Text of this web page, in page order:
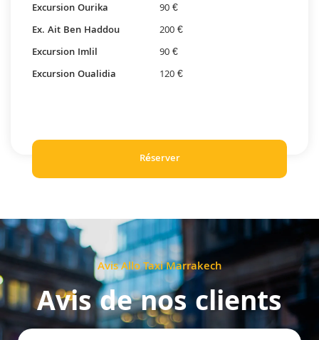
Excursion Ourika
Ex. Ait Ben Haddou
Excursion Imlil
Excursion Oualidia
90 €
200 €
90 €
120 €
Réserver
Avis Allo Taxi Marrakech
Avis de nos clients